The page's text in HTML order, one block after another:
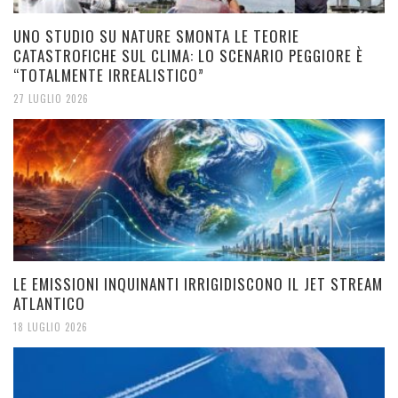
UNO STUDIO SU NATURE SMONTA LE TEORIE
CATASTROFICHE SUL CLIMA: LO SCENARIO PEGGIORE È
“TOTALMENTE IRREALISTICO”
27 LUGLIO 2026
LE EMISSIONI INQUINANTI IRRIGIDISCONO IL JET STREAM
ATLANTICO
18 LUGLIO 2026